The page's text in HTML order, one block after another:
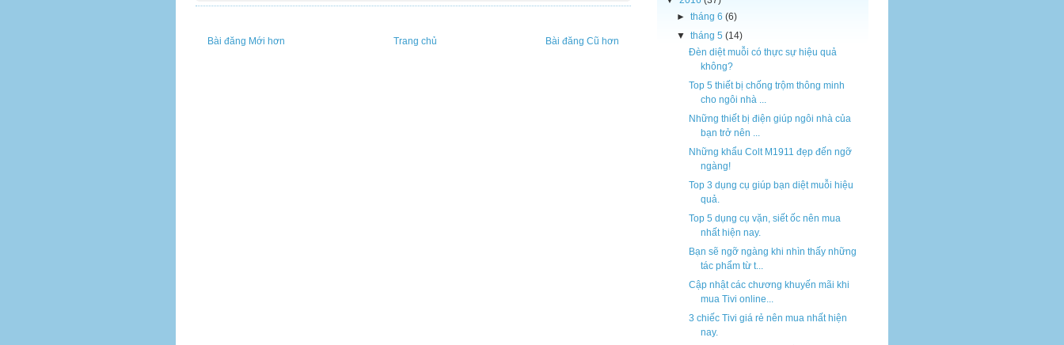
Bài đăng Mới hơn Bài đăng Cũ hơn
Trang chủ
►tháng 6 (6)
▼ tháng 5 (14)
Đèn diệt muỗi có thực sự hiệu quả
không?
Top 5 thiết bị chống trộm thông minh
cho ngôi nhà ...
Những thiết bị điện giúp ngôi nhà của
bạn trở nên ...
Những khẩu Colt M1911 đẹp đến ngỡ
ngàng!
Top 3 dụng cụ giúp bạn diệt muỗi hiệu
quả.
Top 5 dụng cụ vặn, siết ốc nên mua
nhất hiện nay.
Bạn sẽ ngỡ ngàng khi nhìn thấy những
tác phẩm từ t...
Cập nhật các chương khuyến mãi khi
mua Tivi online...
3 chiếc Tivi giá rẻ nên mua nhất hiện
nay.